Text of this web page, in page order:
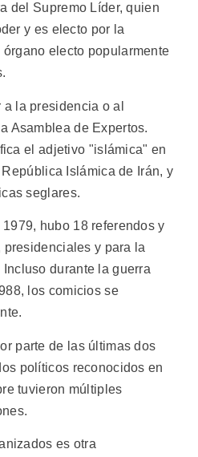
del Supremo Líder, quien
y es electo por la
electo popularmente
la presidencia o al
Asamblea de Expertos.
el adjetivo "islámica" en
Islámica de Irán, y
seglares.
hubo 18 referendos y
y para la
durante la guerra
los comicios se
parte de las últimas dos
políticos reconocidos en
tuvieron múltiples
es otra